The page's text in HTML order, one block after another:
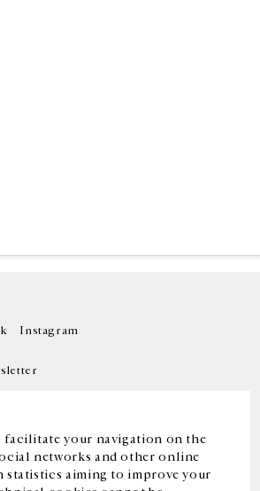
facilitate your navigation on the
networks and other online
statistics aiming to improve your
Instagram